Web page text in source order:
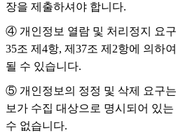
장을 제출하셔야 합니다.
④ 개인정보 열람 및 처리정지 요
35조 제4항, 제37조 제2항에 의하
될 수 있습니다.
⑤ 개인정보의 정정 및 삭제 요구
보가 수집 대상으로 명시되어 있
수 없습니다.